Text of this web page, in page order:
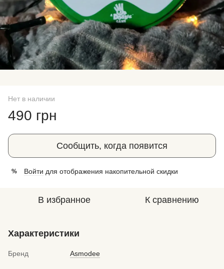
Нет в наличии
490 грн
Сообщить, когда появится
% Войти для отображения накопительной скидки
В избранное К сравнению
Характеристики
Бренд Asmodee